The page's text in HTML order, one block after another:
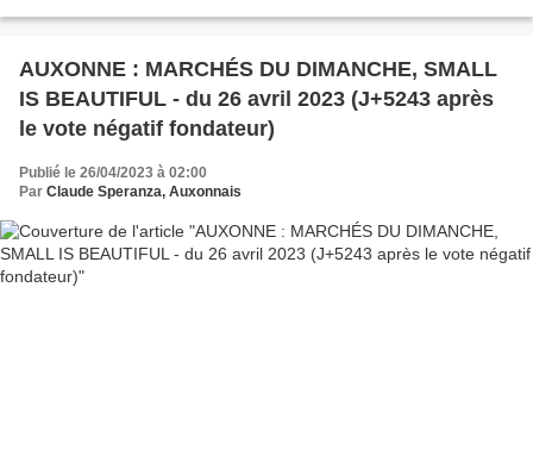
AUXONNE : MARCHÉS DU DIMANCHE, SMALL
IS BEAUTIFUL - du 26 avril 2023 (J+5243 après
le vote négatif fondateur)
Publié le 26/04/2023 à 02:00
Par Claude Speranza, Auxonnais